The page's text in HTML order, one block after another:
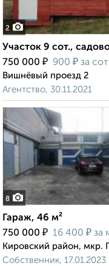
2
Участок 9 сот.,
750 000 ₽ 900 ₽ за
Вишнёвый проезд 2
Агентство, 30.11.2021
8
Гараж, 46 м²
750 000 ₽ 16 400 ₽ за
Кировский район, мкр.
Собственник, 17.01.2023